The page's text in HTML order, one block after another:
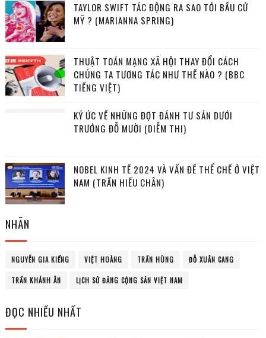
TAYLOR SWIFT TÁC ĐỘNG RA SAO TỚI BẦU CỬ
MỸ ? (MARIANNA SPRING)
THUẬT TOÁN MẠNG XÃ HỘI THAY ĐỔI CÁCH
CHÚNG TA TƯƠNG TÁC NHƯ THẾ NÀO ? (BBC
TIẾNG VIỆT)
KÝ ỨC VỀ NHỮNG ĐỢT ĐÁNH TƯ SẢN DƯỚI
TRƯỚNG ĐỖ MƯỜI (DIỄM THI)
NOBEL KINH TẾ 2024 VÀ VẤN ĐỀ THỂ CHẾ Ở VIỆT
NAM (TRẦN HIẾU CHÂN)
NHÃN
NGUYỄN GIA KIỂNG VIỆT HOÀNG TRẦN HÙNG ĐỖ XUÂN CANG
TRẦN KHÁNH ÂN LỊCH SỬ ĐẢNG CỘNG SẢN VIỆT NAM
ĐỌC NHIỀU NHẤT